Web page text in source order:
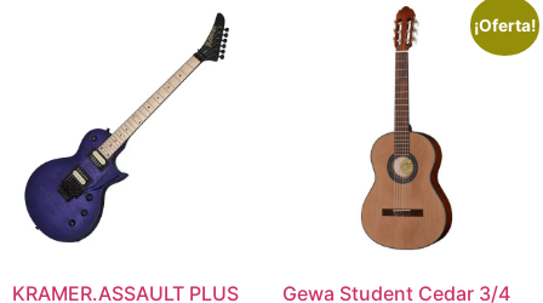
KRAMER.ASSAULT PLUS
¡Oferta!
Gewa Student Cedar 3/4